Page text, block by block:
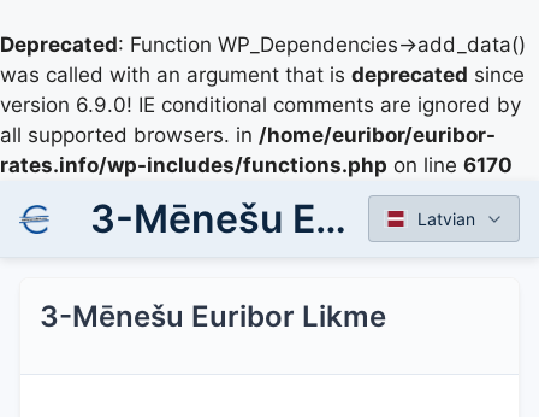
Deprecated: Function WP_Dependencies->add_data()
was called with an argument that is deprecated since
version 6.9.0! IE conditional comments are ignored by
all supported browsers. in /home/euribor/euribor-
rates.info/wp-includes/functions.php on line 6170
3-Mēnešu Euribor Likme Latvian
3-Mēnešu Euribor Likme